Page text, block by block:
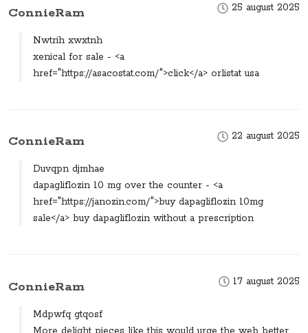
25 august 2025
ConnieRam
Nwtrih xwxtnh
xenical for sale - <a
href="https://asacostat.com/">click</a> orlistat usa
22 august 2025
ConnieRam
Duvqpn djmhae
dapagliflozin 10 mg over the counter - <a
href="https://janozin.com/">buy dapagliflozin 10mg
sale</a> buy dapagliflozin without a prescription
17 august 2025
ConnieRam
Mdpwfq gtqosf